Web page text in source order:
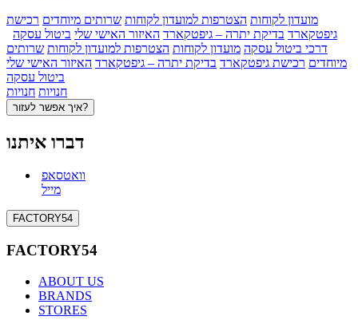
מועדון לקוחות הצטרפות למועדון לקוחות שרותים מיוחדים רכישת
גיפטקארד בדיקת יתרה – גיפטקארד האיזור האישי שלי ביטול עסקה
דרכי ביטול עסקה מועדון לקוחות הצטרפות למועדון לקוחות שרותים
מיוחדים רכישת גיפטקארד בדיקת יתרה – גיפטקארד האיזור האישי שלי
ביטול עסקה
חנויות חנויות
איך אפשר לעזור?
דברו איתנו
וואטסאפ
מייל
FACTORY54
FACTORY54
ABOUT US
BRANDS
STORES